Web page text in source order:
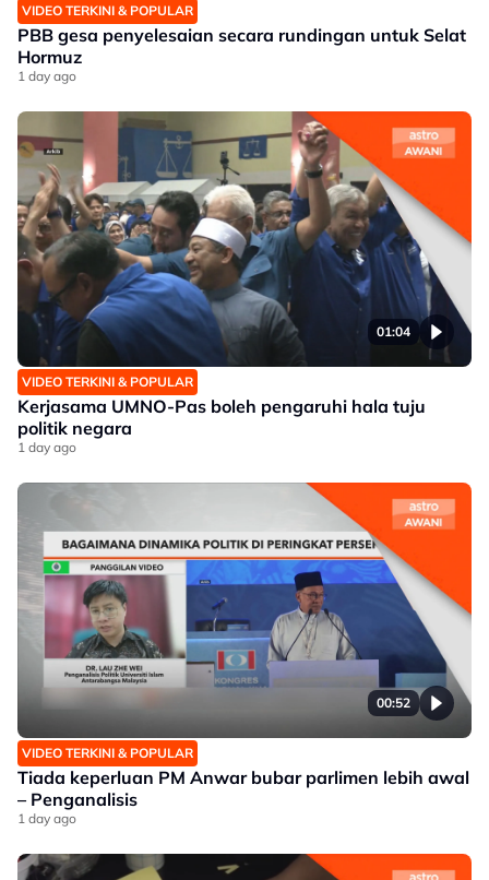
VIDEO TERKINI & POPULAR
PBB gesa penyelesaian secara rundingan untuk Selat
Hormuz
1 day ago
01:04
VIDEO TERKINI & POPULAR
Kerjasama UMNO-Pas boleh pengaruhi hala tuju
politik negara
1 day ago
00:52
VIDEO TERKINI & POPULAR
Tiada keperluan PM Anwar bubar parlimen lebih awal
– Penganalisis
1 day ago